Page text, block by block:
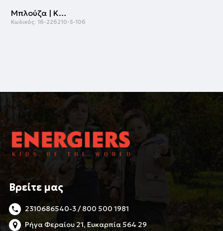
Μπλούζα | ΚΡΕΜ
Κωδικός: 16-226210-5-106
Βρείτε μας
2310686540-3 / 800 500 1981
Ρήγα Φεραίου 21, Ευκαρπία 564 29